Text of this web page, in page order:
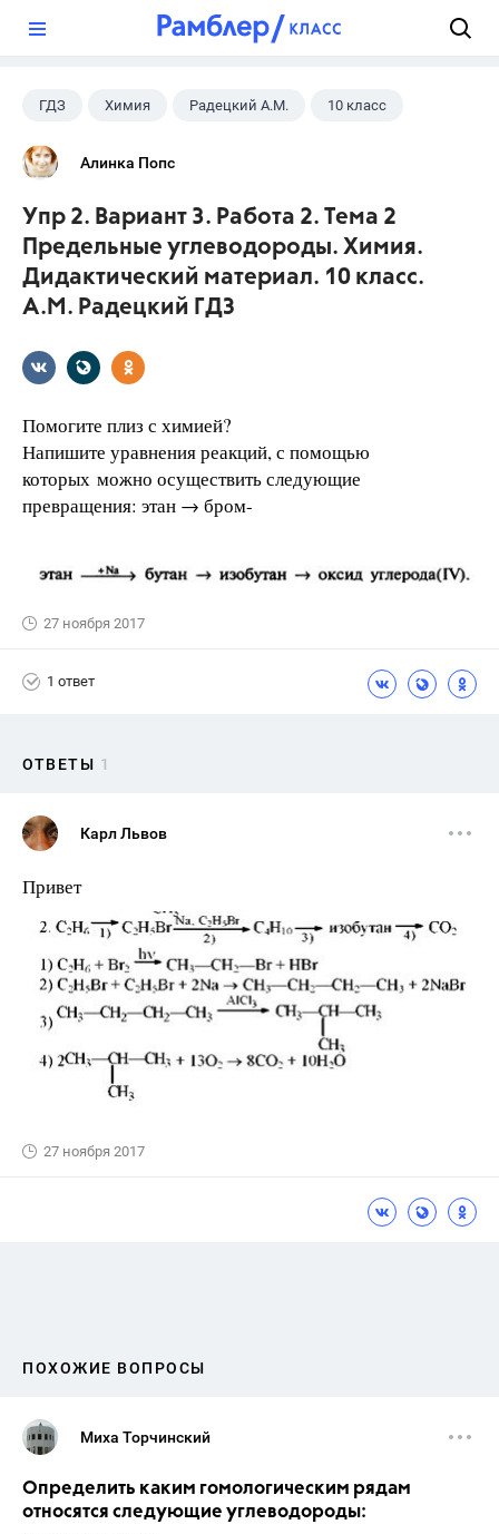
ГДЗ Химия Радецкий А.М. 10 класс
Алинка Попс
Упр 2. Вариант 3. Работа 2. Тема 2
Предельные углеводороды. Химия.
Дидактический материал. 10 класс.
А.М. Радецкий ГДЗ
Помогите плиз с химией?
Напишите уравнения реакций, с помощью
которых можно осуществить следующие
превращения: этан → бром-
27 ноября 2017
1 ответ
ОТВЕТЫ 1
Карл Львов
Привет
27 ноября 2017
ПОХОЖИЕ ВОПРОСЫ
Миха Торчинский
Определить каким гомологическим рядам
относятся следующие углеводороды: